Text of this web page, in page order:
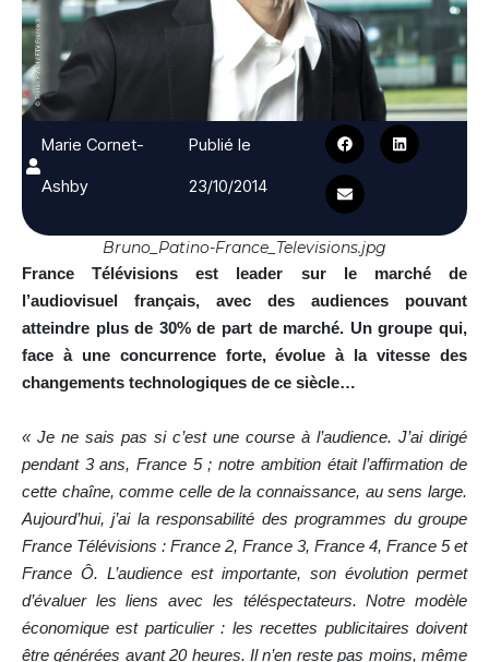
Marie Cornet-
Ashby
Publié le
23/10/2014
Bruno_Patino-France_Televisions.jpg
France Télévisions est leader sur le marché de
l’audiovisuel français, avec des audiences pouvant
atteindre plus de 30% de part de marché. Un groupe qui,
face à une concurrence forte, évolue à la vitesse des
changements technologiques de ce siècle…
« Je ne sais pas si c’est une course à l’audience. J’ai dirigé
pendant 3 ans, France 5 ; notre ambition était l’affirmation de
cette chaîne, comme celle de la connaissance, au sens large.
Aujourd’hui, j’ai la responsabilité des programmes du groupe
France Télévisions : France 2, France 3, France 4, France 5 et
France Ô. L’audience est importante, son évolution permet
d’évaluer les liens avec les téléspectateurs. Notre modèle
économique est particulier : les recettes publicitaires doivent
être générées avant 20 heures. Il n’en reste pas moins, même